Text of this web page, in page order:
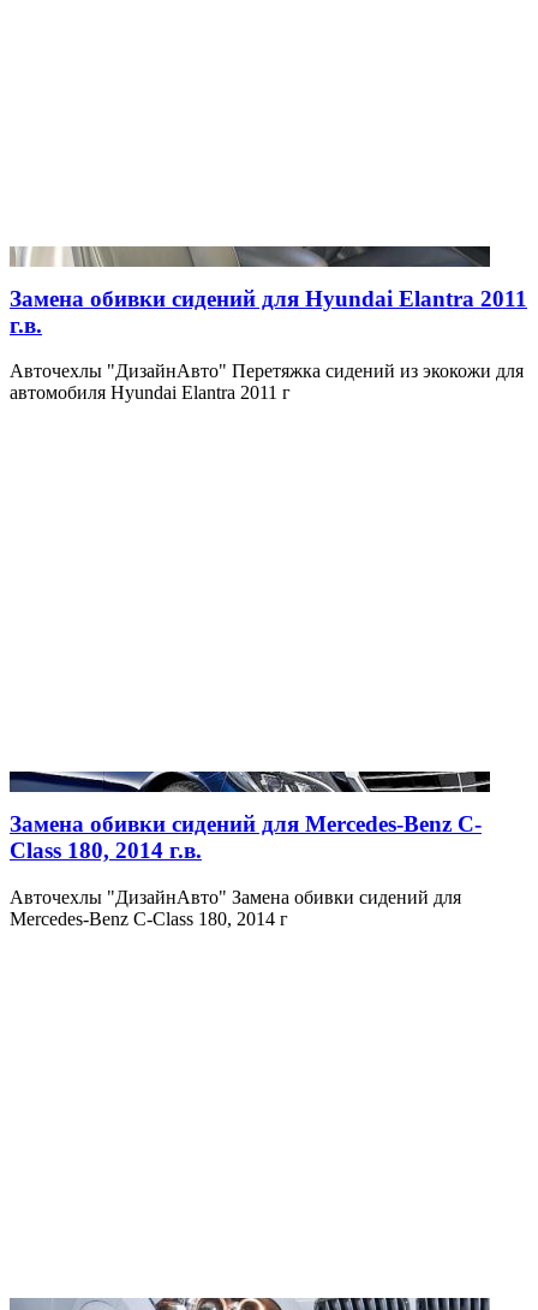
Замена обивки сидений для Hyundai Elantra 2011
г.в.
Авточехлы "ДизайнАвто" Перетяжка сидений из экокожи для
автомобиля Hyundai Elantra 2011 г
Замена обивки сидений для Mercedes-Benz C-
Class 180, 2014 г.в.
Авточехлы "ДизайнАвто" Замена обивки сидений для
Mercedes-Benz C-Class 180, 2014 г